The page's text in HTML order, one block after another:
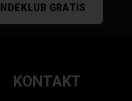
GRATIS
KONTAKT